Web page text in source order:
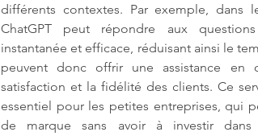
différents contextes. Par exemple, dans
ChatGPT peut répondre aux
instantanée et efficace, réduisant ainsi le
peuvent donc offrir une assistance en
satisfaction et la fidélité des clients. Ce
essentiel pour les petites entreprises, qui
de marque sans avoir à investir dans